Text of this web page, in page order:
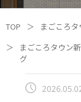
TOP ＞
まごころ
＞
まごころタウン
グ